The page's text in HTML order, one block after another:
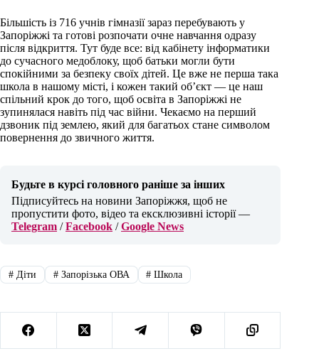
Більшість із 716 учнів гімназії зараз перебувають у
Запоріжжі та готові розпочати очне навчання одразу
після відкриття. Тут буде все: від кабінету інформатики
до сучасного медоблоку, щоб батьки могли бути
спокійними за безпеку своїх дітей. Це вже не перша така
школа в нашому місті, і кожен такий об’єкт — це наш
спільний крок до того, щоб освіта в Запоріжжі не
зупинялася навіть під час війни. Чекаємо на перший
дзвоник під землею, який для багатьох стане символом
повернення до звичного життя.
Будьте в курсі головного раніше за інших
Підписуйтесь на новини Запоріжжя, щоб не
пропустити фото, відео та ексклюзивні історії —
Telegram /Facebook /Google News
#Діти #Запорізька ОВА # Школа